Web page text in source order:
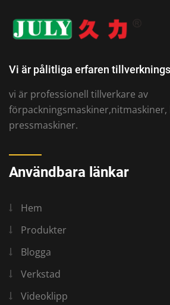
Vi är pålitliga erfaren
vi är professionell tillverkare av
förpackningsmaskiner,nitmaskiner,
pressmaskiner.
Användbara länkar
Hem
Produkter
Blogga
Verkstad
Videoklipp